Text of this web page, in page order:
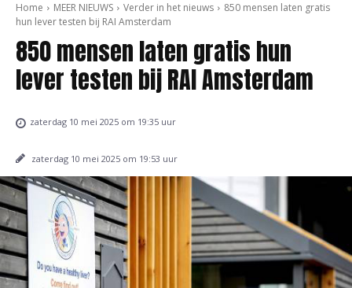
Home MEER NIEUWS Verder in het nieuws
850 mensen laten gratis
hun lever testen bij RAI Amsterdam
850 mensen laten gratis hun
lever testen bij RAI Amsterdam
zaterdag 10 mei 2025 om 19:35 uur
zaterdag 10 mei 2025 om 19:53 uur